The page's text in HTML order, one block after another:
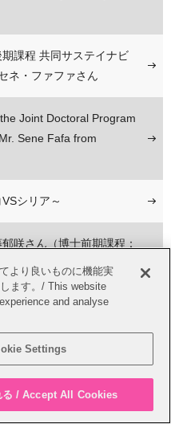
課程 共同サステイナビ
ネ・ファファさん
Joint Doctoral Program
Sene Fafa from
シリア～
咲さん（博士前期課程：
ビュー
ない－－博士後期課程
ドさんへのインタビュー
interview with a Ph.D.
in Global Studiesー
より良いものに機能実
ます。/ This website
and analyse
Settings
る / Accept All Cookies